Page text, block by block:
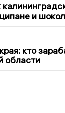
и
кто
области